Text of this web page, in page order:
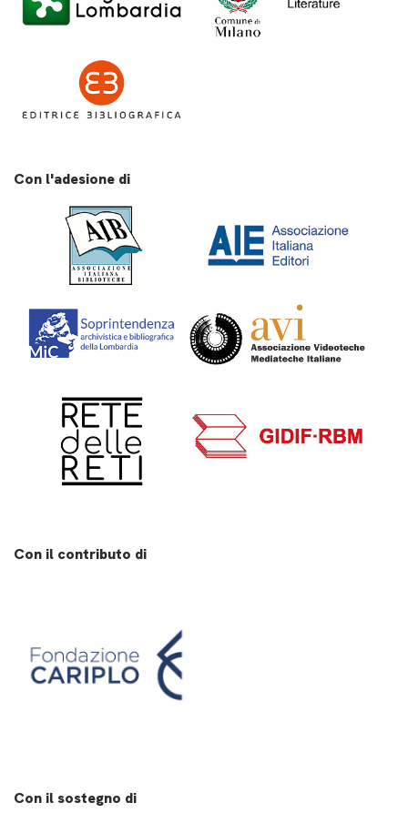
Con l'adesione di
Con il contributo di
Con il sostegno di